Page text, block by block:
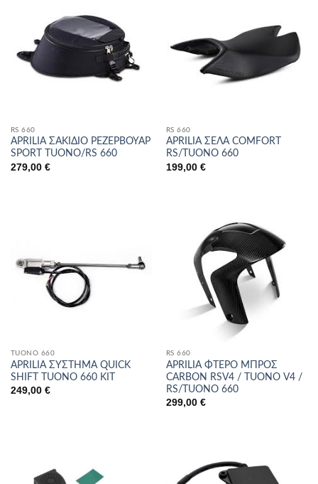
RS 660
APRILIA ΣΑΚΙΔΙΟ ΡΕΖΕΡΒΟΥΑΡ
SPORT TUONO/RS 660
279,00 €
RS 660
APRILIA ΣΕΛΑ COMFORT
RS/TUONO 660
199,00 €
TUONO 660
APRILIA ΣΥΣΤΗΜΑ QUICK
SHIFT TUONO 660 KIT
249,00 €
RS 660
APRILIA ΦΤΕΡΟ ΜΠΡΟΣ
CARBON RSV4 / TUONO V4 /
RS/TUONO 660
299,00 €